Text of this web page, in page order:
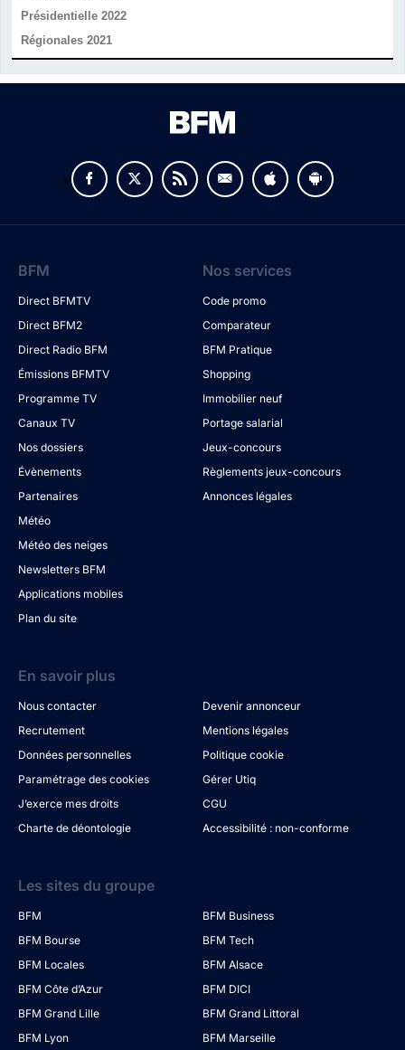
Présidentielle 2022
Régionales 2021
v
BFM
Direct BFMTV
Direct BFM2
Direct Radio BFM
Émissions BFMTV
Programme TV
Canaux TV
Nos dossiers
Évènements
Partenaires
Météo
Météo des neiges
Newsletters BFM
Applications mobiles
Plan du site
Nos services
Code promo
Comparateur
BFM Pratique
Shopping
Immobilier neuf
Portage salarial
Jeux-concours
Règlements jeux-concours
Annonces légales
En savoir plus
Nous contacter
Devenir annonceur
Recrutement
Mentions légales
Données personnelles
Politique cookie
Paramétrage des cookies
Gérer Utiq
J’exerce mes droits
CGU
Charte de déontologie
Accessibilité : non-conforme
Les sites du groupe
BFM
BFM Business
BFM Bourse
BFM Tech
BFM Locales
BFM Alsace
BFM Côte d’Azur
BFM DICI
BFM Grand Lille
BFM Grand Littoral
BFM Lyon
BFM Marseille